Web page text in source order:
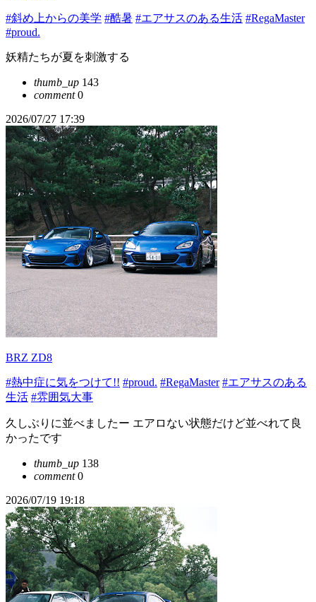
#斜め上からの美学 #酷暑 #エアサスのある生活 #RegaMaster
#proud.
妖精たちが夏を刺激する
thumb_up 143
comment0
2026/07/27 17:39
BRZ ZD8
#熱中症に気をつけて!! #proud. #RegaMaster #エアサスのある
生活 #雰囲気大事
久しぶりに並べましたー エアロない状態だけど並べれて良
かったです
thumb_up 138
comment0
2026/07/19 19:18